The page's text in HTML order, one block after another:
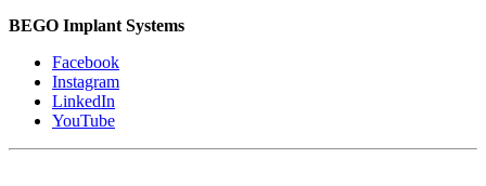
BEGO Implant Systems
Facebook
Instagram
LinkedIn
YouTube